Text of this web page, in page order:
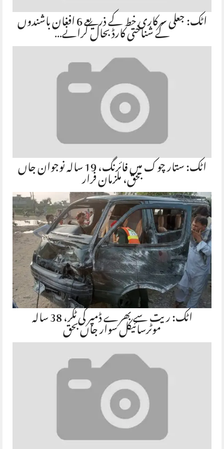
اٹک: جعلی سرکاری خط کے ذریعے 6 افغان باشندوںکے شناختی کارڈ بحال کرانے…
اٹک: ستار چوک میں فائرنگ، 19 سالہ نوجوان جاںبحق، ملزمان فرار
اٹک: ریت سے بھرے ڈمپر کی ٹکر، 38 سالہ موٹرسائیکل سوار جاں بحق